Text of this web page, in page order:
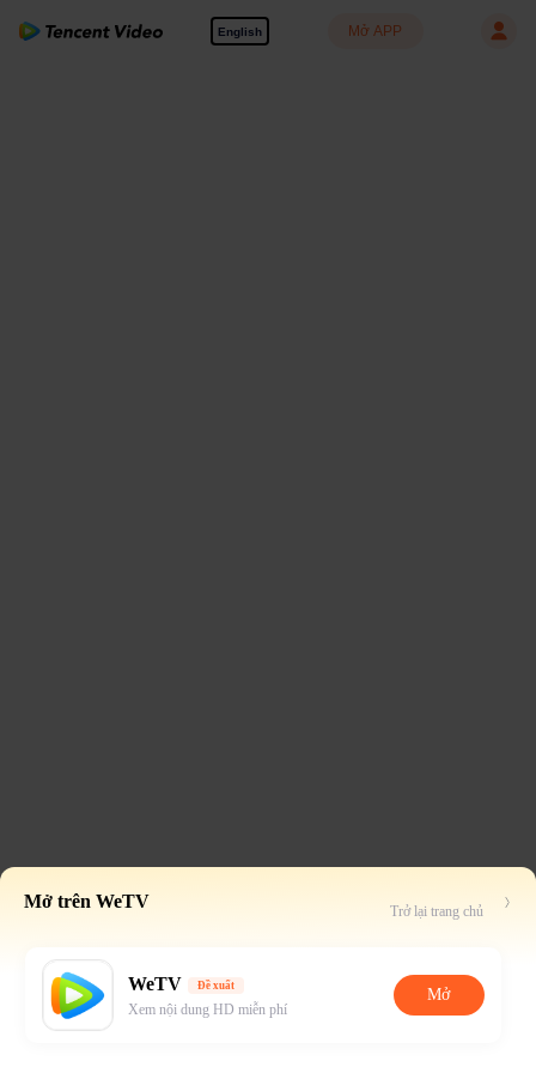
English Mở APP
Mở trên WeTV Trở lại trang chủ
WeTV Đề xuất
Xem nội dung HD miễn phí
Mở